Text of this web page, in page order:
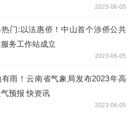
2023-06-05
热门:以法惠侨！中山首个涉侨公共
务工作站成立
2023-06-05
有雨！云南省气象局发布2023年高
预报 快资讯
2023-06-05